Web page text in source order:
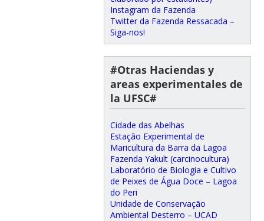
Instagram da Fazenda
Twitter da Fazenda Ressacada –
Siga-nos!
#Otras Haciendas y
areas experimentales de
la UFSC#
Cidade das Abelhas
Estação Experimental de
Maricultura da Barra da Lagoa
Fazenda Yakult (carcinocultura)
Laboratório de Biologia e Cultivo
de Peixes de Água Doce – Lagoa
do Peri
Unidade de Conservação
Ambiental Desterro – UCAD